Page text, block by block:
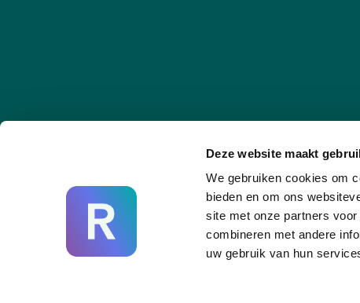
Deze website maakt
We gebruiken cookies om
bieden en om ons
site met onze partners
combineren met andere
uw gebruik van hun